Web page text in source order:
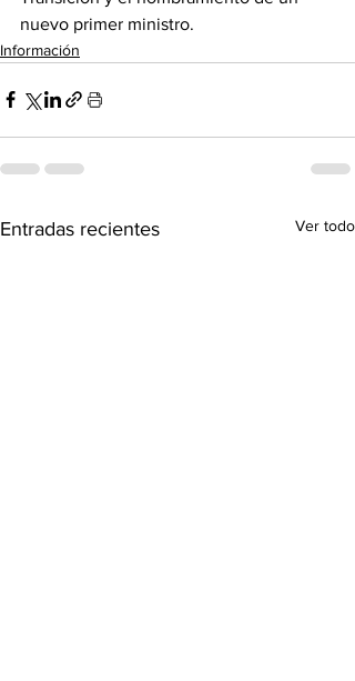
nuevo primer ministro.
Información
Entradas recientes Ver todo